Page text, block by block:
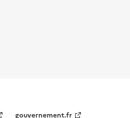
gouvernement.fr